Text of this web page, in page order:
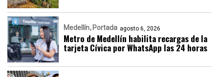
Medellín Portada agosto 6, 2026
Metro de Medellín habilita recargas de la
tarjeta Cívica por WhatsApp las 24 horas